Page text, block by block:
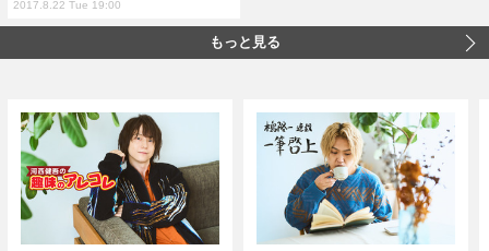
2017.8.22 Tue 19:00
もっと見る